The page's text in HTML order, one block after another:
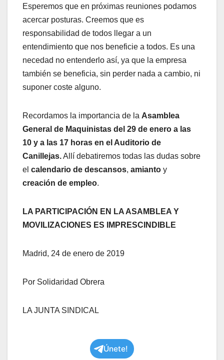
Esperemos que en próximas reuniones podamos
acercar posturas. Creemos que es
responsabilidad de todos llegar a un
entendimiento que nos beneficie a todos. Es una
necedad no entenderlo así, ya que la empresa
también se beneficia, sin perder nada a cambio, ni
suponer coste alguno.
Recordamos la importancia de la Asamblea
General de Maquinistas del 29 de enero a las
10 y a las 17 horas en el Auditorio de
Canillejas.Allí debatiremos todas las dudas sobre
el calendario de descansos, amianto y
creación de empleo.
LA PARTICIPACIÓN EN LA ASAMBLEA Y
MOVILIZACIONES ES IMPRESCINDIBLE
Madrid, 24 de enero de 2019
Por Solidaridad Obrera
LA JUNTA SINDICAL
Únete!